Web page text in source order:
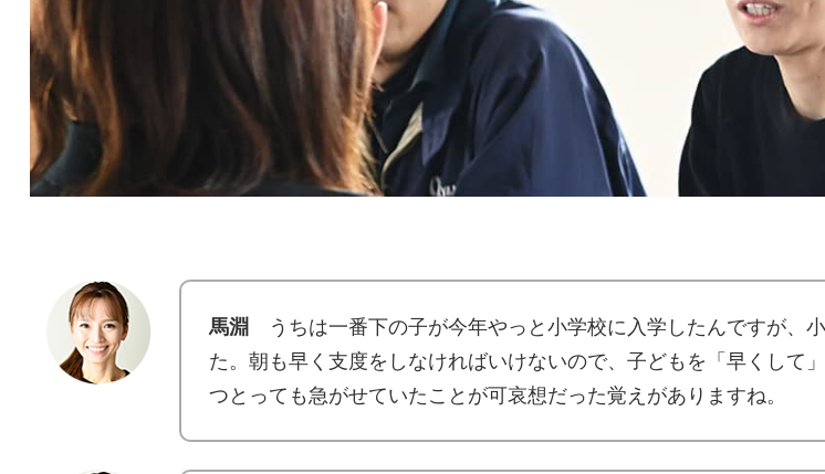
馬淵
うちは一番下の子が今年やっと小学校に入学したんですが、
た。朝も早く支度をしなければいけないので、子どもを「早くして
つとっても急がせていたことが可哀想だった覚えがありますね。